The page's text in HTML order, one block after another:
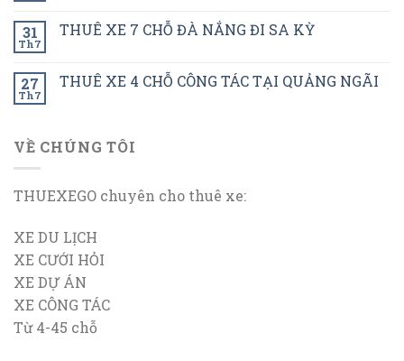
31
Th7
THUÊ XE 7 CHỖ ĐÀ NẮNG ĐI SA KỲ
27
Th7
THUÊ XE 4 CHỖ CÔNG TÁC TẠI QUẢNG NGÃI
VỀ CHÚNG TÔI
THUEXEGO chuyên cho thuê xe:
XE DU LỊCH
XE CƯỚI HỎI
XE DỰ ÁN
XE CÔNG TÁC
Từ 4-45 chỗ